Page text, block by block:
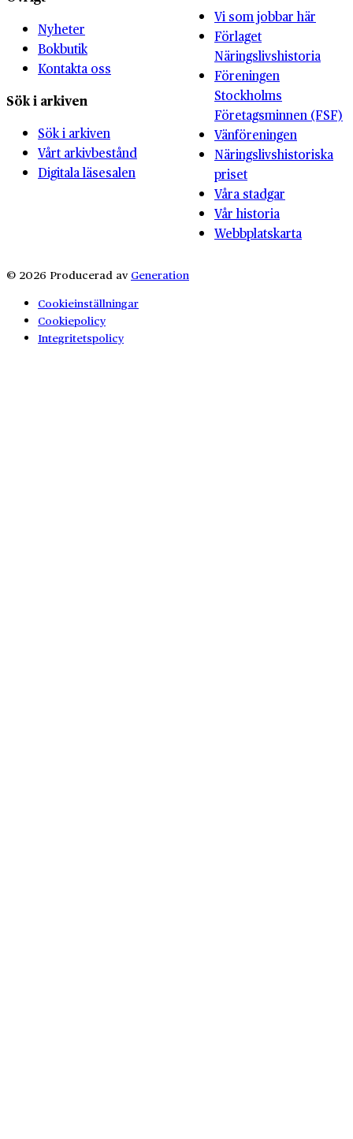
Nyheter
Bokbutik
Kontakta oss
Sök i arkiven
Sök i arkiven
Vårt arkivbestånd
Digitala läsesalen
Vi som jobbar här
Förlaget
Näringslivshistoria
Föreningen
Stockholms
Företagsminnen (FSF)
Vänföreningen
Näringslivshistoriska
priset
Våra stadgar
Vår historia
Webbplatskarta
© 2026 Producerad av Generation
Cookieinställningar
Cookiepolicy
Integritetspolicy